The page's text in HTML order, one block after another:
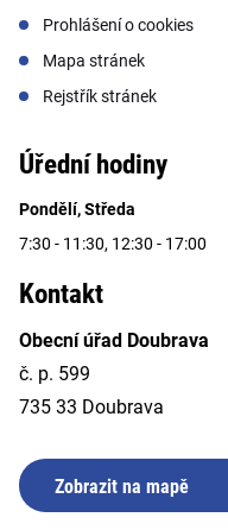
Prohlášení o cookies
Mapa stránek
Rejstřík stránek
Úřední hodiny
Pondělí, Středa
7:30 - 11:30, 12:30 - 17:00
Kontakt
Obecní úřad Doubrava
č. p. 599
735 33 Doubrava
Zobrazit na mapě